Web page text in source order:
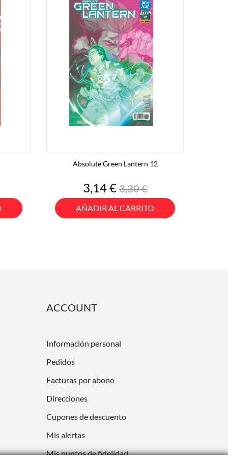
Absolute Green Lantern 12
Precio
3,14 €Precio
base
3,30 €
AÑADIR AL CARRITO
ACCOUNT
Información personal
Pedidos
Facturas por abono
Direcciones
Cupones de descuento
Mis alertas
Mis puntos de fidelidad